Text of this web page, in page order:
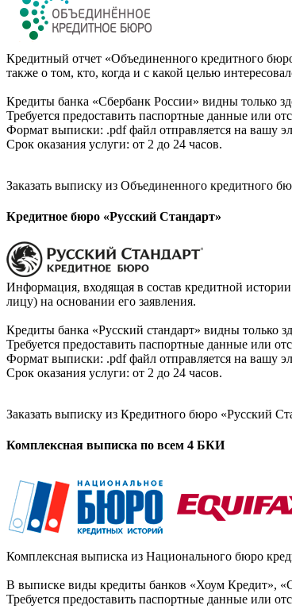
Кредитный отчет «Объединенного кредитного
также о том, кто, когда и с какой целью
Кредиты банка «Сбербанк России» видны только
Требуется предоставить паспортные данные или
Формат выписки: .pdf файл отправляется на вашу
Срок оказания услуги: от 2 до 24 часов.
Заказать выписку из Объединенного кредитного
Кредитное бюро «Русский Стандарт»
Информация, входящая в состав кредитной
лицу) на основании его заявления.
Кредиты банка «Русский стандарт» видны только
Требуется предоставить паспортные данные или
Формат выписки: .pdf файл отправляется на вашу
Срок оказания услуги: от 2 до 24 часов.
Заказать выписку из Кредитного бюро «Русский
Комплексная выписка по всем 4 БКИ
Комплексная выписка из Национального бюро
В выписке виды кредиты банков «Хоум Кредит»,
Требуется предоставить паспортные данные или